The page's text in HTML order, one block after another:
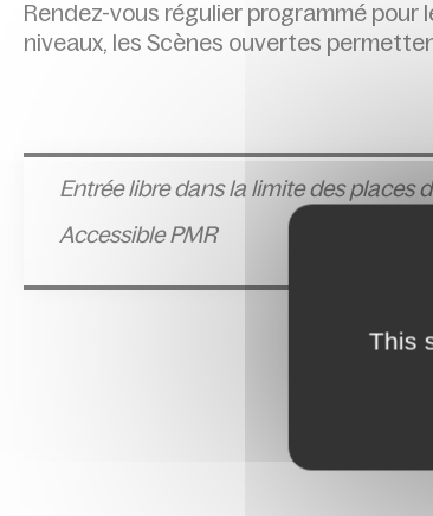
Rendez-vous régulier programmé
niveaux, les Scènes ouvertes
Entrée libre dans la limite des places
Accessible PMR
This